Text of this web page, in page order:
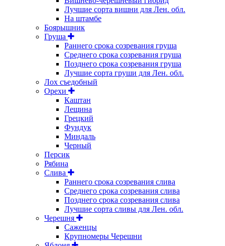
Лучшие сорта вишни для Лен. обл.
На штамбе
Боярышник
Груша
Раннего срока созревания груша
Среднего срока созревания груша
Позднего срока созревания груша
Лучшие сорта груши для Лен. обл.
Лох съедобный
Орехи
Каштан
Лещина
Грецкий
Фундук
Миндаль
Черный
Персик
Рябина
Слива
Раннего срока созревания слива
Среднего срока созревания слива
Позднего срока созревания слива
Лучшие сорта сливы для Лен. обл.
Черешня
Саженцы
Крупномеры Черешни